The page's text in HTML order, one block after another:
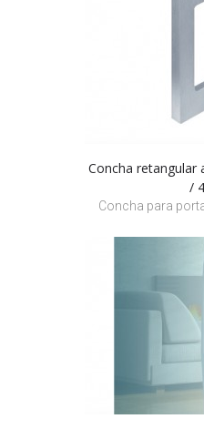
Concha retangular
/
Concha para